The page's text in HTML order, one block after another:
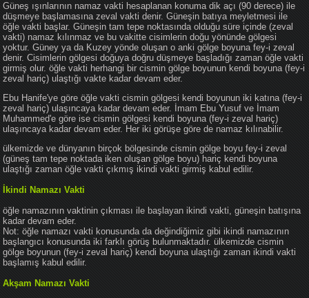
Güneş ışınlarının namaz vakti hesaplanan konuma dik açı (90 derece) ile
düşmeye başlamasına zeval vakti denir. Güneşin batıya meyletmesi ile
öğle vakti başlar. Güneşin tam tepe noktasında olduğu süre içinde (zeval
vakti) namaz kılınmaz ve bu vakitte cisimlerin doğu yönünde gölgesi
yoktur. Güney ya da Kuzey yönde oluşan o anki gölge boyuna fey-i zeval
denir. Cisimlerin gölgesi doğuya doğru düşmeye başladığı zaman öğle vakti
girmiş olur. öğle vakti herhangi bir cismin gölge boyunun kendi boyuna (fey-i
zeval hariç) ulaştığı vakte kadar devam eder.
Ebu Hanife'ye göre öğle vakti cismin gölgesi kendi boyunun iki katına (fey-i
zeval hariç) ulaşıncaya kadar devam eder. İmam Ebu Yusuf ve İmam
Muhammed'e göre ise cismin gölgesi kendi boyuna (fey-i zeval hariç)
ulaşıncaya kadar devam eder. Her iki görüşe göre de namaz kılınabilir.
ülkemizde ve dünyanın birçok bölgesinde cismin gölge boyu fey-i zeval
(güneş tam tepe noktada iken oluşan gölge boyu) hariç kendi boyuna
ulaştığı zaman öğle vakti çıkmış ikindi vakti girmiş kabul edilir.
İkindi Namazı Vakti
öğle namazının vaktinin çıkması ile başlayan ikindi vakti, güneşin batışına
kadar devam eder.
Not: öğle namazı vakti konusunda da değindiğimiz gibi ikindi namazının
başlangıcı konusunda iki farklı görüş bulunmaktadır. ülkemizde cismin
gölge boyunun (fey-i zeval hariç) kendi boyuna ulaştığı zaman ikindi vakti
başlamış kabul edilir.
Akşam Namazı Vakti